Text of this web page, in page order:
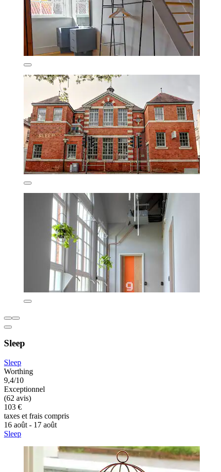
Sleep
Sleep
Worthing
9,4/10
Exceptionnel
(62 avis)
103 €
taxes et frais compris
16 août - 17 août
Sleep